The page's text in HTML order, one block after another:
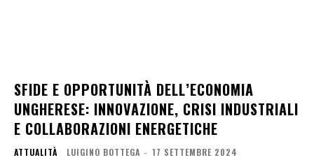
SFIDE E OPPORTUNITÀ DELL’ECONOMIA
UNGHERESE: INNOVAZIONE, CRISI INDUSTRIALI
E COLLABORAZIONI ENERGETICHE
ATTUALITÀ LUIGINO BOTTEGA - 17 SETTEMBRE 2024